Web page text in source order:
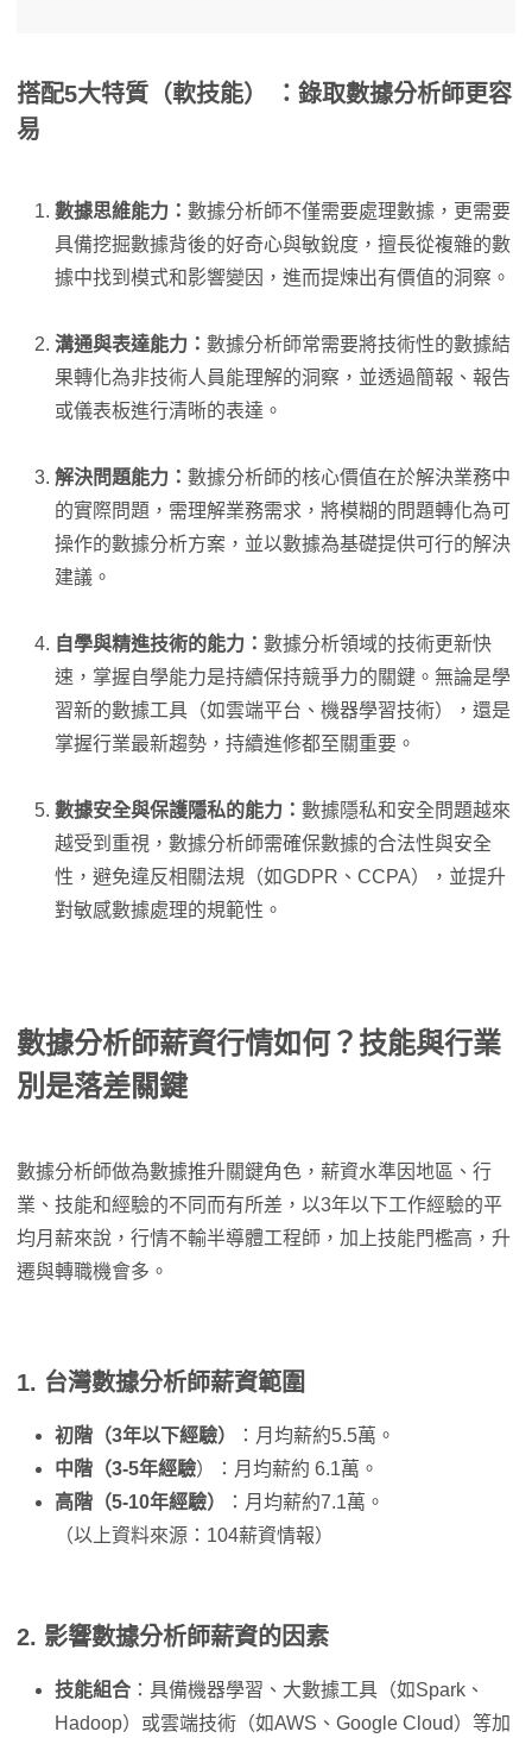
搭配5大特質（軟技能） ：錄取數據分析師更容
易
數據思維能力： 數據分析師不僅需要處理數據，更需要
具備挖掘數據背後的好奇心與敏銳度，擅長從複雜的數
據中找到模式和影響變因，進而提煉出有價值的洞察。
溝通與表達能力： 數據分析師常需要將技術性的數據結
果轉化為非技術人員能理解的洞察，並透過簡報、報告
或儀表板進行清晰的表達。
解決問題能力： 數據分析師的核心價值在於解決業務中
的實際問題，需理解業務需求，將模糊的問題轉化為可
操作的數據分析方案，並以數據為基礎提供可行的解決
建議。
自學與精進技術的能力： 數據分析領域的技術更新快
速，掌握自學能力是持續保持競爭力的關鍵。無論是學
習新的數據工具（如雲端平台、機器學習技術），還是
掌握行業最新趨勢，持續進修都至關重要。
數據安全與保護隱私的能力： 數據隱私和安全問題越來
越受到重視，數據分析師需確保數據的合法性與安全
性，避免違反相關法規（如GDPR、CCPA），並提升
對敏感數據處理的規範性。
數據分析師薪資行情如何？技能與行業
別是落差關鍵
數據分析師做為數據推升關鍵角色，薪資水準因地區、行
業、技能和經驗的不同而有所差，以3年以下工作經驗的平
均月薪來說，行情不輸半導體工程師，加上技能門檻高，升
遷與轉職機會多。
1. 台灣數據分析師薪資範圍
初階（3年以下經驗）
：月均薪約5.5萬。
中階（3-5年經驗）：月均薪約 6.1萬。
高階（5-10年經驗）
：月均薪約7.1萬。
（以上資料來源：104薪資情報）
2. 影響數據分析師薪資的因素
技能組合 ：具備機器學習、大數據工具（如Spark、
Hadoop）或雲端技術（如AWS、Google Cloud）等加